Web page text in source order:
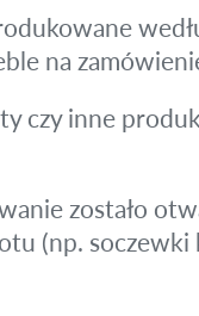
na
czy inne
zostało
(np.